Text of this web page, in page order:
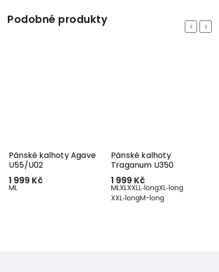
Podobné produkty Previous
Pánské kalhoty Agave
U55/U02
1 999 Kč
ML
Pánské kalhoty
Traganum U350
1 999 Kč
MLXLXXLL‑longXL‑long
XXL‑longM-long
Next